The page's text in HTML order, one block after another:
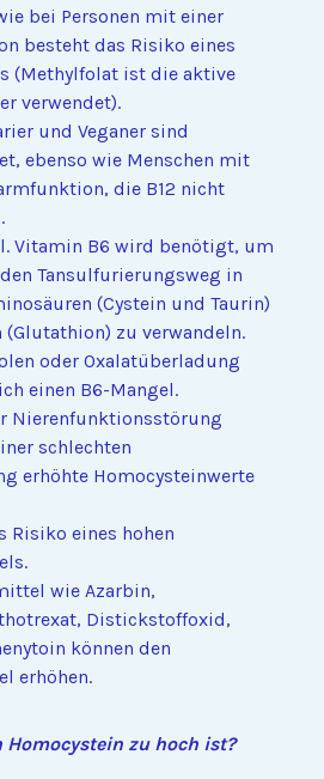
bei Personen mit einer
besteht das Risiko eines
(Methylfolat ist die aktive
verwendet).
und Veganer sind
ebenso wie Menschen mit
die B12 nicht
Vitamin B6 wird benötigt, um
Tansulfurierungsweg in
(Cystein und Taurin)
zu verwandeln.
oder Oxalatüberladung
einen B6-Mangel.
Nierenfunktionsstörung
schlechten
erhöhte Homocysteinwerte
Risiko eines hohen
wie Azarbin,
Distickstoffoxid,
können den
erhöhen.
Homocystein zu hoch ist?